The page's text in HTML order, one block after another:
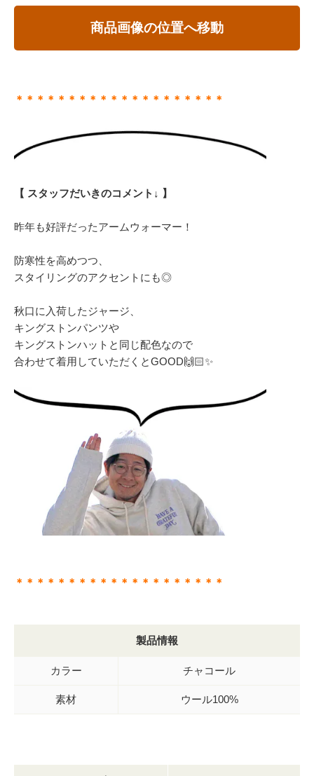
商品画像の位置へ移動
＊＊＊＊＊＊＊＊＊＊＊＊＊＊＊＊＊＊＊＊
【 スタッフだいきのコメント↓ 】
昨年も好評だったアームウォーマー！
防寒性を高めつつ、
スタイリングのアクセントにも◎
秋口に入荷したジャージ、
キングストンパンツや
キングストンハットと同じ配色なので
合わせて着用していただくとGOOD🙌🏻✨
＊＊＊＊＊＊＊＊＊＊＊＊＊＊＊＊＊＊＊＊
製品情報
カラー チャコール
素材 ウール100%